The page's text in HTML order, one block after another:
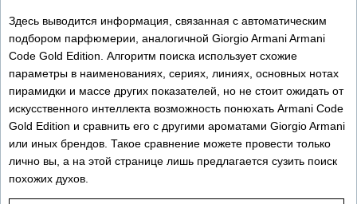
Здесь выводится информация, связанная с автоматическим
подбором парфюмерии, аналогичной Giorgio Armani Armani
Code Gold Edition. Алгоритм поиска использует схожие
параметры в наименованиях, сериях, линиях, основных нотах
пирамидки и массе других показателей, но не стоит ожидать от
искусственного интеллекта возможность понюхать Armani Code
Gold Edition и сравнить его с другими ароматами Giorgio Armani
или иных брендов. Такое сравнение можете провести только
лично вы, а на этой странице лишь предлагается сузить поиск
похожих духов.